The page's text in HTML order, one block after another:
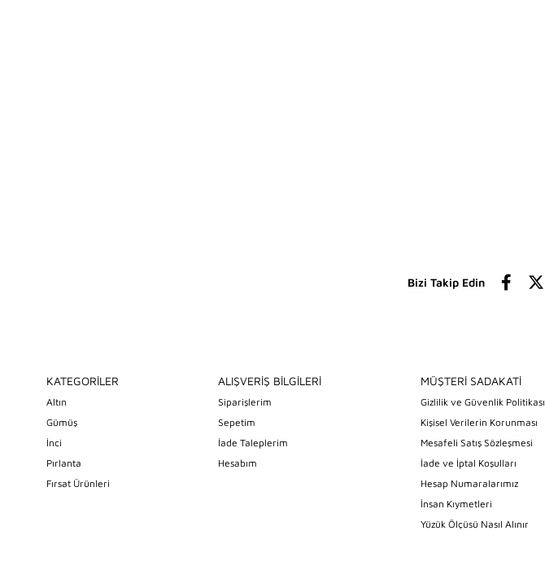
Bizi Takip Edin
KATEGORİLER
Altın
Gümüş
İnci
Pırlanta
Fırsat Ürünleri
ALIŞVERİŞ BİLGİLERİ
Siparişlerim
Sepetim
İade Taleplerim
Hesabım
MÜŞTERİ SADAKATİ
Gizlilik ve Güvenlik Politikası
Kişisel Verilerin Korunması
Mesafeli Satış Sözleşmesi
İade ve İptal Koşulları
Hesap Numaralarımız
İnsan Kıymetleri
Yüzük Ölçüsü Nasıl Alınır